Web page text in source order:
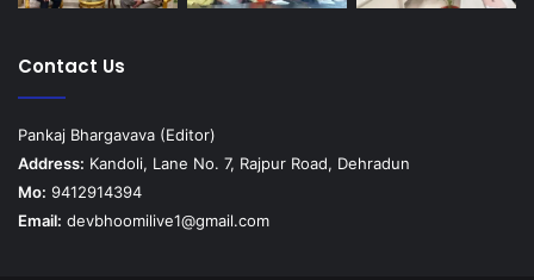
Contact Us
Pankaj Bhargavava (Editor)
Address: Kandoli, Lane No. 7, Rajpur Road, Dehradun
Mo: 9412914394
Email: devbhoomilive1@gmail.com